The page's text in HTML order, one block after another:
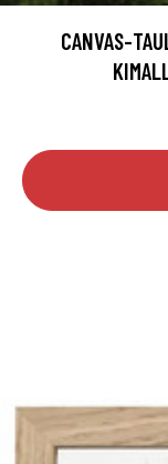
CANVAS-